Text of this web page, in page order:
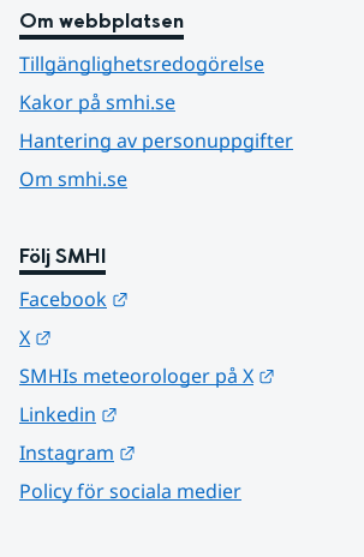
Om webbplatsen
Tillgänglighetsredogörelse
Kakor på smhi.se
Hantering av personuppgifter
Om smhi.se
Följ SMHI
Facebook
X
SMHIs meteorologer på X
Linkedin
Instagram
Policy för sociala medier